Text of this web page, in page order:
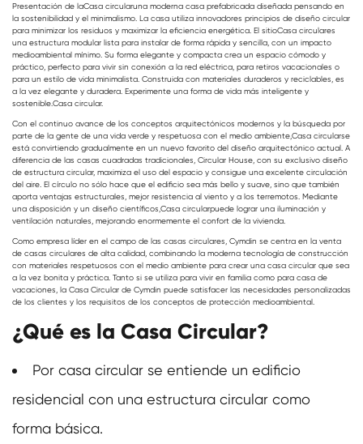
Presentación de laCasa circularuna moderna casa prefabricada diseñada pensando en
la sostenibilidad y el minimalismo. La casa utiliza innovadores principios de diseño circular
para minimizar los residuos y maximizar la eficiencia energética. El sitioCasa circulares
una estructura modular lista para instalar de forma rápida y sencilla, con un impacto
medioambiental mínimo. Su forma elegante y compacta crea un espacio cómodo y
práctico, perfecto para vivir sin conexión a la red eléctrica, para retiros vacacionales o
para un estilo de vida minimalista. Construida con materiales duraderos y reciclables, es
a la vez elegante y duradera. Experimente una forma de vida más inteligente y
sostenible.Casa circular.
Con el continuo avance de los conceptos arquitectónicos modernos y la búsqueda por
parte de la gente de una vida verde y respetuosa con el medio ambiente,Casa circularse
está convirtiendo gradualmente en un nuevo favorito del diseño arquitectónico actual. A
diferencia de las casas cuadradas tradicionales, Circular House, con su exclusivo diseño
de estructura circular, maximiza el uso del espacio y consigue una excelente circulación
del aire. El círculo no sólo hace que el edificio sea más bello y suave, sino que también
aporta ventajas estructurales, mejor resistencia al viento y a los terremotos. Mediante
una disposición y un diseño científicos, Casa circularpuede lograr una iluminación y
ventilación naturales, mejorando enormemente el confort de la vivienda.
Como empresa líder en el campo de las casas circulares, Cymdin se centra en la venta
de casas circulares de alta calidad, combinando la moderna tecnología de construcción
con materiales respetuosos con el medio ambiente para crear una casa circular que sea
a la vez bonita y práctica. Tanto si se utiliza para vivir en familia como para casa de
vacaciones, la Casa Circular de Cymdin puede satisfacer las necesidades personalizadas
de los clientes y los requisitos de los conceptos de protección medioambiental.
¿Qué es la Casa Circular?
Por casa circular se entiende un edificio
residencial con una estructura circular como
forma básica.